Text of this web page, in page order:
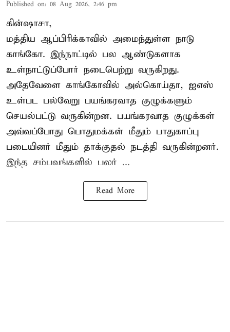
Published on: 08 Aug 2026, 2:46 pm
கின்ஷாசா,
மத்திய ஆப்பிரிக்காவில் அமைந்துள்ள நாடு
காங்கோ. இந்நாட்டில் பல ஆண்டுகளாக
உள்நாட்டுப்போர் நடைபெற்று வருகிறது.
அதேவேளை காங்கோவில் அல்கொய்தா, ஐஎஸ்
உள்பட பல்வேறு பயங்கரவாத குழுக்களும்
செயல்பட்டு வருகின்றன. பயங்கரவாத குழுக்கள்
அவ்வப்போது பொதுமக்கள் மீதும் பாதுகாப்பு
படையினர் மீதும் தாக்குதல் நடத்தி வருகின்றனர்.
இந்த சம்பவங்களில் பலர் ...
Read More